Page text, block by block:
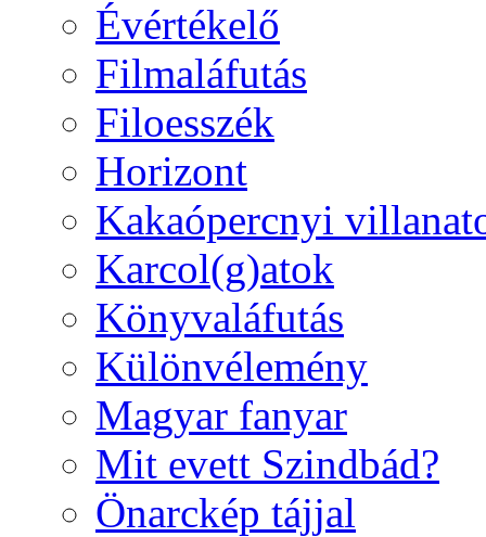
Évértékelő
Filmaláfutás
Filoesszék
Horizont
Kakaópercnyi
Karcol(g)atok
Könyvaláfutás
Különvélemény
Magyar fanyar
Mit evett Szindbád?
Önarckép tájjal